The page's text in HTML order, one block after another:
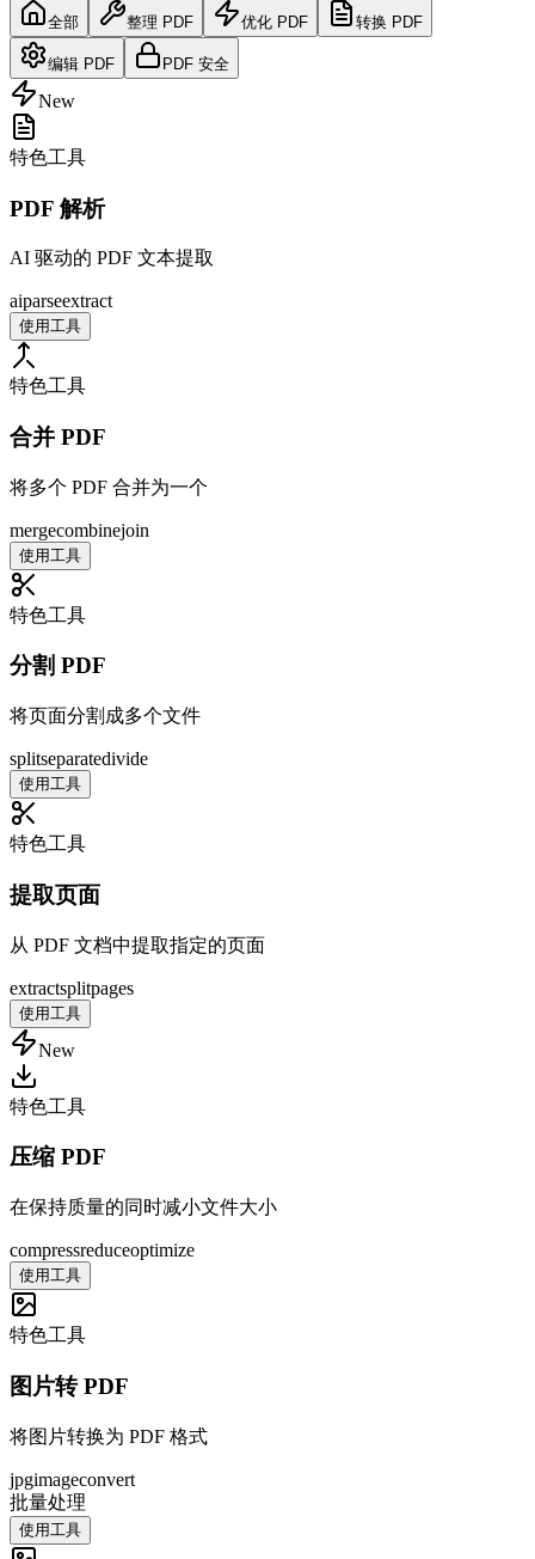
全部 整理 PDF 优化 PDF 转换 PDF
编辑 PDF PDF 安全
New
特色工具
PDF 解析
AI 驱动的 PDF 文本提取
aiparseextract
使用工具
特色工具
合并 PDF
将多个 PDF 合并为一个
mergecombinejoin
使用工具
特色工具
分割 PDF
将页面分割成多个文件
splitseparatedivide
使用工具
特色工具
提取页面
从 PDF 文档中提取指定的页面
extractsplitpages
使用工具
New
特色工具
压缩 PDF
在保持质量的同时减小文件大小
compressreduceoptimize
使用工具
特色工具
图片转 PDF
将图片转换为 PDF 格式
jpgimageconvert
批量处理
使用工具